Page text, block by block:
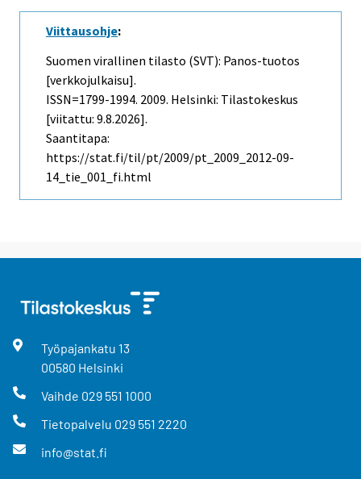
Viittausohje:
Suomen virallinen tilasto (SVT): Panos-tuotos
[verkkojulkaisu].
ISSN=1799-1994. 2009. Helsinki: Tilastokeskus
[viitattu: 9.8.2026].
Saantitapa:
https://stat.fi/til/pt/2009/pt_2009_2012-09-
14_tie_001_fi.html
Työpajankatu 13
00580 Helsinki
Vaihde 029 551 1000
Tietopalvelu 029 551 2220
info@stat.fi